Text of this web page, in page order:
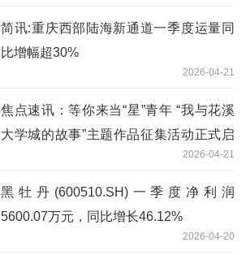
简讯:重庆西部陆海新通道一季度运量同
比增幅超30%
2026-04-21
焦点速讯：等你来当“星”青年 “我与花溪
大学城的故事”主题作品征集活动正式启
2026-04-21
黑牡丹(600510.SH)一季度净利润
5600.07万元，同比增长46.12%
2026-04-20